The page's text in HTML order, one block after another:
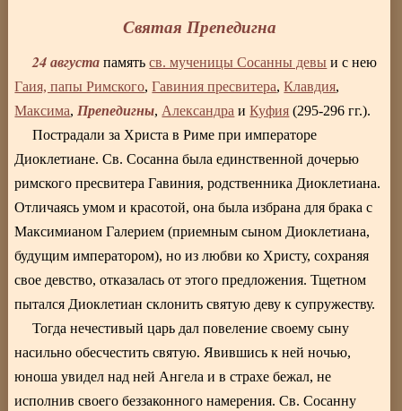
Святая Препедигна
24 августа памятьсв. мученицы Сосанны девы и с нею
Гаия, папы Римского,Гавиния пресвитера,Клавдия,
Максима, Препедигны, Александра иКуфия (295-296 гг.).
Пострадали за Христа в Риме при императоре
Диоклетиане. Св. Сосанна была единственной дочерью
римского пресвитера Гавиния, родственника Диоклетиана.
Отличаясь умом и красотой, она была избрана для брака с
Максимианом Галерием (приемным сыном Диоклетиана,
будущим императором), но из любви ко Христу, сохраняя
свое девство, отказалась от этого предложения. Тщетном
пытался Диоклетиан склонить святую деву к супружеству.
Тогда нечестивый царь дал повеление своему сыну
насильно обесчестить святую. Явившись к ней ночью,
юноша увидел над ней Ангела и в страхе бежал, не
исполнив своего беззаконного намерения. Св. Сосанну